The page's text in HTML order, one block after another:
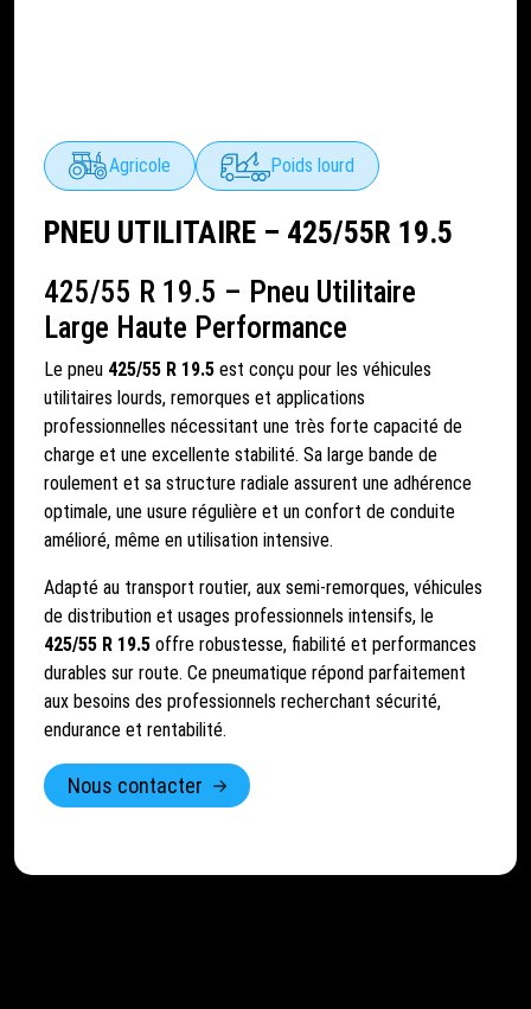
Agricole Poids lourd
PNEU UTILITAIRE – 425/55R 19.5
425/55 R 19.5 – Pneu Utilitaire
Large Haute Performance
Le pneu 425/55 R 19.5 est conçu pour les véhicules
utilitaires lourds, remorques et applications
professionnelles nécessitant une très forte capacité de
charge et une excellente stabilité. Sa large bande de
roulement et sa structure radiale assurent une adhérence
optimale, une usure régulière et un confort de conduite
amélioré, même en utilisation intensive.
Adapté au transport routier, aux semi-remorques, véhicules
de distribution et usages professionnels intensifs, le
425/55 R 19.5 offre robustesse, fiabilité et performances
durables sur route. Ce pneumatique répond parfaitement
aux besoins des professionnels recherchant sécurité,
endurance et rentabilité.
Nous contacter